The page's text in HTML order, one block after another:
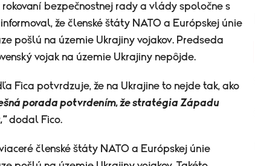
bezpečnostnej rady a vlády spoločne s
že členské štáty NATO a Európskej únie
pošlú na územie Ukrajiny vojakov. Predseda
vojak na územie Ukrajiny nepôjde.
Fica potvrdzuje, že na Ukrajine to nejde tak, ako
porada potvrdením, že stratégia Západu
dodal Fico.
členské štáty NATO a Európskej únie